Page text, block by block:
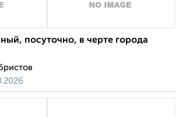
посуточно, в черте города